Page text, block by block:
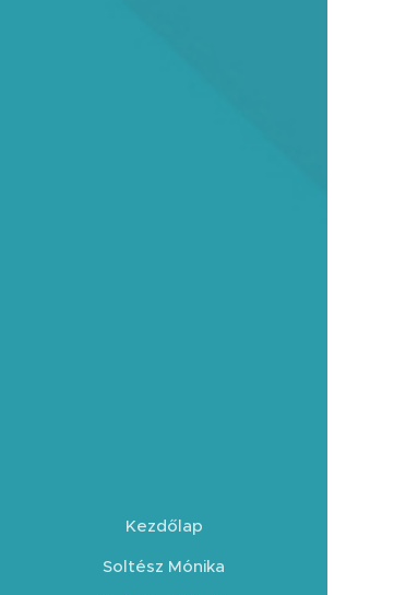
Kezdőlap
Soltész Mónika